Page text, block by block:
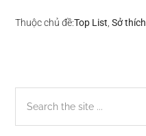
Thuộc chủ đề:Top List ,Sở thích
Sidebar
chính
the